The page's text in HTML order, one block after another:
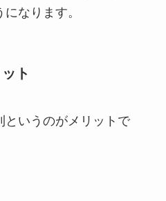
になります。
ト
いうのがメリット で